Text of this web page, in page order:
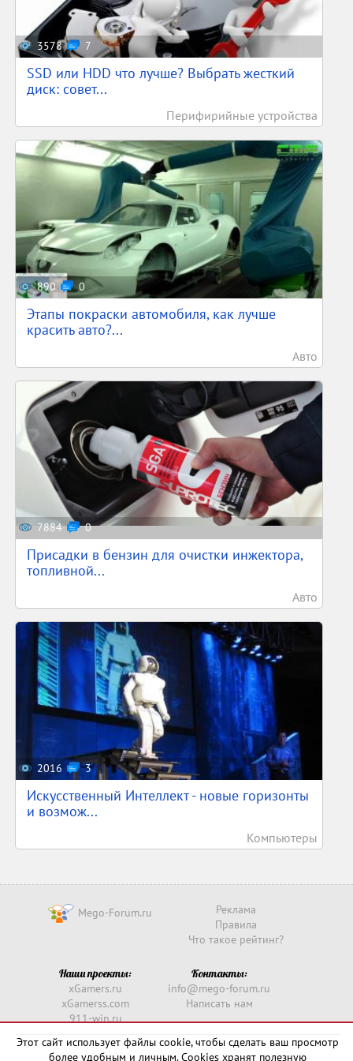
3578 7
SSD или HDD что лучше? Выбрать жесткий
диск: совет...
Перифирийные устройства
890 0
Этапы покраски автомобиля, как лучше
красить авто?...
Авто
7884 0
Присадки в бензин для очистки инжектора,
топливной...
Авто
2016 3
Искусственный Интеллект - новые горизонты
и возмож...
Компьютеры
Mego-Forum.ru
Реклама
Правила
Что такое рейтинг?
Наши проекты:
xGamers.ru
xGamerss.com
911-win.ru
Контакты:
info@mego-forum.ru
Написать нам
Этот сайт использует файлы cookie, чтобы сделать ваш просмотр
более удобным и личным. Cookies хранят полезную